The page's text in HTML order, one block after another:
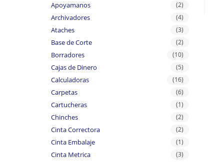
Apoyamanos (2)
Archivadores (4)
Ataches (3)
Base de Corte (2)
Borradores (10)
Cajas de Dinero (5)
Calculadoras (16)
Carpetas (6)
Cartucheras (1)
Chinches (2)
Cinta Correctora (2)
Cinta Embalaje (1)
Cinta Metrica (3)